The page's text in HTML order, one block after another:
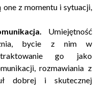
z momentu i sytuacji,
Umiejętność
bycie z nim w
traktowanie go jako
rozmawiania z
dobrej i skutecznej